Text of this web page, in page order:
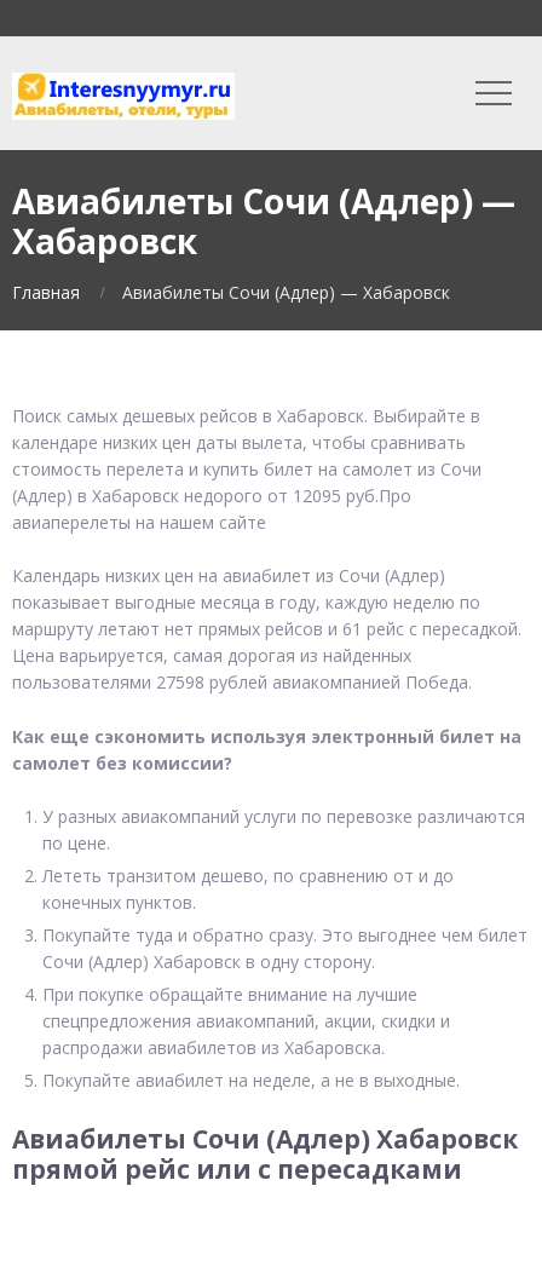
Авиабилеты Сочи (Адлер) —
Хабаровск
Главная Авиабилеты Сочи (Адлер) — Хабаровск
Поиск самых дешевых рейсов в Хабаровск. Выбирайте в
календаре низких цен даты вылета, чтобы сравнивать
стоимость перелета и купить билет на самолет из Сочи
(Адлер) в Хабаровск недорого от 12095 руб.Про
авиаперелеты на нашем сайте
Календарь низких цен на авиабилет из Сочи (Адлер)
показывает выгодные месяца в году, каждую неделю по
маршруту летают нет прямых рейсов и 61 рейс с пересадкой.
Цена варьируется, самая дорогая из найденных
пользователями 27598 рублей авиакомпанией Победа.
Как еще сэкономить используя электронный билет на
самолет без комиссии?
У разных авиакомпаний услуги по перевозке различаются
по цене.
Лететь транзитом дешево, по сравнению от и до
конечных пунктов.
Покупайте туда и обратно сразу. Это выгоднее чем билет
Сочи (Адлер) Хабаровск в одну сторону.
При покупке обращайте внимание на лучшие
спецпредложения авиакомпаний, акции, скидки и
распродажи авиабилетов из Хабаровска.
Покупайте авиабилет на неделе, а не в выходные.
Авиабилеты Сочи (Адлер) Хабаровск
прямой рейс или с пересадками